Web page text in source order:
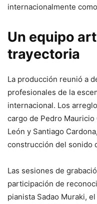
internacionalmente
Un equipo
trayectoria
La producción reunió a
profesionales de la
internacional. Los
cargo de Pedro
León y Santiago
construcción del sonido
Las sesiones de
participación de
pianista Sadao Muraki,